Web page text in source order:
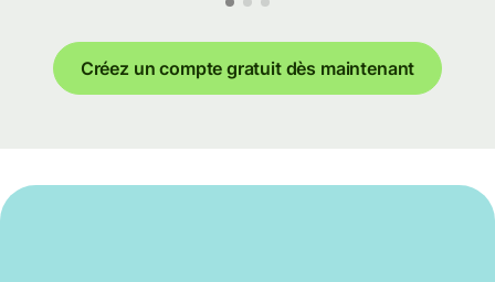
Créez un compte gratuit dès maintenant